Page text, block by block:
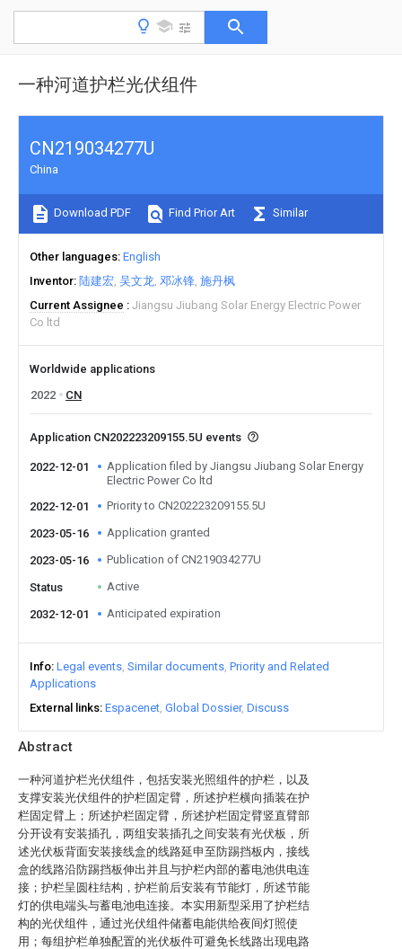
一种河道护栏光伏组件
Abstract
一种河道护栏光伏组件，包括安装光照组件的护栏，以及
支撑安装光伏组件的护栏固定臂，所述护栏横向插装在护
栏固定臂上；所述护栏固定臂，所述护栏固定臂竖直臂部
分开设有安装插孔，两组安装插孔之间安装有光伏板，所
述光伏板背面安装接线盒的线路延申至防踢挡板内，接线
盒的线路沿防踢挡板伸出并且与护栏内部的蓄电池供电连
接；护栏呈圆柱结构，护栏前后安装有节能灯，所述节能
灯的供电端头与蓄电池电连接。本实用新型采用了护栏结
构的光伏组件，通过光伏组件储蓄电能供给夜间灯照使
用；每组护栏单独配置的光伏板件可避免长线路出现电路
CN219034277U
China
Download PDF Find Prior Art Similar
Other languages English
Inventor 陆建宏 吴文龙 邓冰锋 施丹枫
Current Assignee
Jiangsu Jiubang Solar Energy Electric Power
Co ltd
Worldwide applications
2022
CN
Application CN202223209155.5U events
2022-12-01
Application filed by Jiangsu Jiubang Solar Energy
Electric Power Co ltd
2022-12-01
Priority to CN202223209155.5U
2023-05-16 Application granted
2023-05-16 Publication of CN219034277U
Status Active
2032-12-01 Anticipated expiration
Info Legal events Similar documents Priority and Related
Applications
External links Espacenet Global Dossier Discuss